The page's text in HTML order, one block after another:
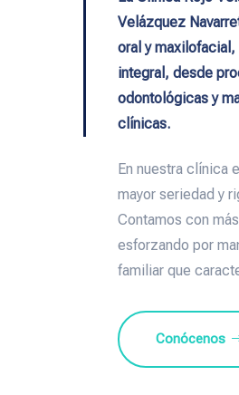
Velázquez
oral y
integral, desde
odontológicas y
clínicas.
En nuestra clínica
mayor seriedad y
Contamos con
esforzando por
familiar que
Conócenos